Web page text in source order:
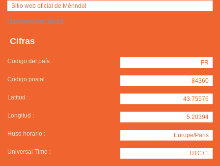
Sitio web oficial de Mérindol
http://www.merindol.fr
Cifras
Código del país : FR
Código postal : 84360
Latitud : 43.75576
Longitud : 5.20394
Huso horario : Europe/Paris
Universal Time : UTC+1